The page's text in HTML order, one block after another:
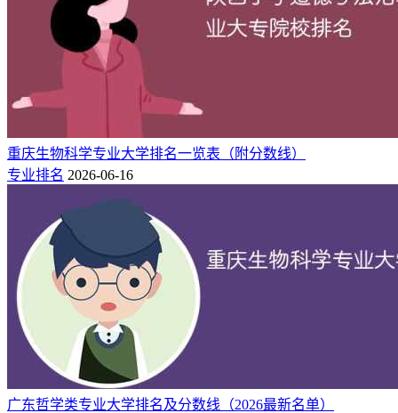
重庆生物科学专业大学排名一览表（附分数线）
专业排名 2026-06-16
广东哲学类专业大学排名及分数线（2026最新名单）